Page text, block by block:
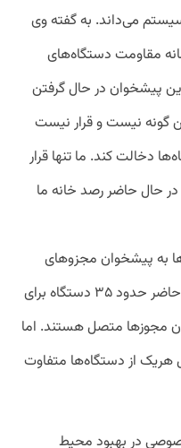
می‌داند. به گفته وی
مقاومت دستگاه‌های
پیشخوان در حال گرفتن
گونه نیست و قرار نیست
دخالت کند. ما تنها قرار
حال حاضر رصد خانه ما
به پیشخوان مجزوهای
کشور نیز اعلام می‌کند هرچند در حال حاضر حدود ۳۵ دستگاه برای
مجوزها متصل هستند. اما
هریک از دستگاه‌ها متفاوت
در بهبود محیط